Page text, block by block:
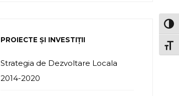
PROIECTE ȘI INVESTIȚII
Strategia de Dezvoltare Locala
2014-2020